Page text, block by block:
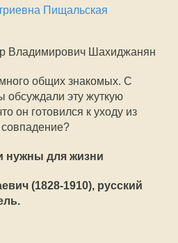
Пищальская
Владимирович Шахиджанян
общих знакомых. С
обсуждали эту жуткую
он готовился к уходу из
нужны для жизни
(1828-1910), русский